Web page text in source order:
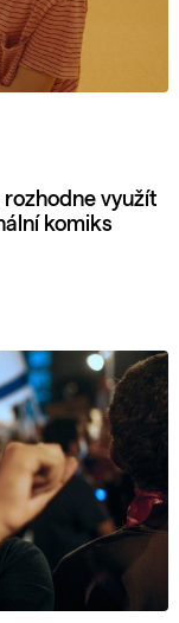
využít
komiks